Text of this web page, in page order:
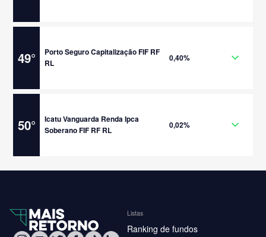
49°
Porto Seguro Capitalização FIF RF
RL
0,40%
50°
Icatu Vanguarda Renda Ipca
Soberano FIF RF RL
0,02%
Listas
Ranking de fundos